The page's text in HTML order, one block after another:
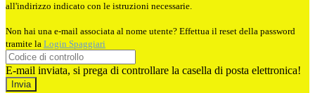
all'indirizzo indicato con le istruzioni necessarie.
Non hai una e-mail associata al nome utente? Effettua il reset della password
tramite la Login Spaggiari
E-mail inviata, si prega di controllare la casella di posta elettronica!